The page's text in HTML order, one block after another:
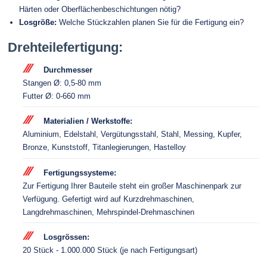
Härten oder Oberflächenbeschichtungen nötig?
Losgröße: Welche Stückzahlen planen Sie für die Fertigung ein?
Drehteilefertigung:
Durchmesser
Stangen Ø: 0,5-80 mm
Futter Ø: 0-660 mm
Materialien / Werkstoffe:
Aluminium, Edelstahl, Vergütungsstahl, Stahl, Messing, Kupfer,
Bronze, Kunststoff, Titanlegierungen, Hastelloy
Fertigungssysteme:
Zur Fertigung Ihrer Bauteile steht ein großer Maschinenpark zur
Verfügung. Gefertigt wird auf Kurzdrehmaschinen,
Langdrehmaschinen, Mehrspindel-Drehmaschinen
Losgrössen:
20 Stück - 1.000.000 Stück (je nach Fertigungsart)